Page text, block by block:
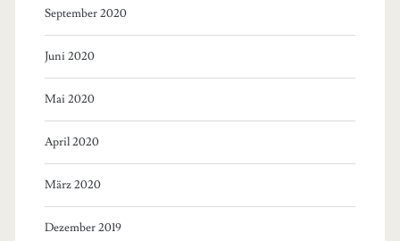
September 2020
Juni 2020
Mai 2020
April 2020
März 2020
Dezember 2019